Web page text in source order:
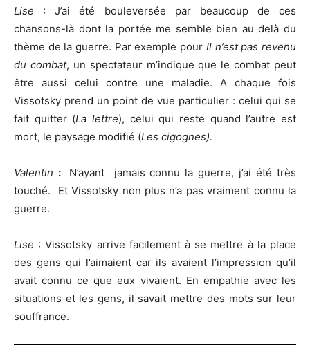
Lise : J’ai été bouleversée par beaucoup de ces
chansons-là dont la portée me semble bien au delà du
thème de la guerre. Par exemple pour Il n’est pas revenu
du combat, un spectateur m’indique que le combat peut
être aussi celui contre une maladie. A chaque fois
Vissotsky prend un point de vue particulier : celui qui se
fait quitter (La lettre), celui qui reste quand l’autre est
mort, le paysage modifié (Les cigognes).
Valentin : N’ayant jamais connu la guerre, j’ai été très
touché. Et Vissotsky non plus n’a pas vraiment connu la
guerre.
Lise : Vissotsky arrive facilement à se mettre à la place
des gens qui l’aimaient car ils avaient l’impression qu’il
avait connu ce que eux vivaient. En empathie avec les
situations et les gens, il savait mettre des mots sur leur
souffrance.